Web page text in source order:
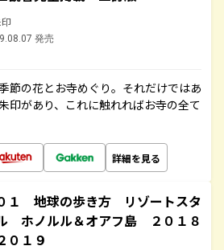
発売
節の花とお寺めぐり。それだけではあ
印があり、これに触れればお寺の全て
詳細を見る
１ 地球の歩き方 リゾートスタ
ホノルル＆オアフ島 ２０１８
０１９